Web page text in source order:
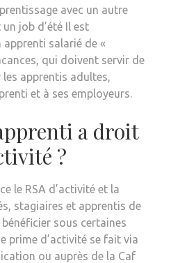
avec un autre
job d’été Il est
salarié de «
qui doivent servir de
apprentis adultes,
et à ses employeurs.
a droit
?
le RSA d’activité et la
stagiaires et apprentis de
sous certaines
prime d’activité se fait via
ou auprès de la Caf